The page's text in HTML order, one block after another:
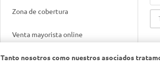
Zona de cobertura
Venta mayorista online
Gift cards empresariales
Tanto nosotros como nuestros asociados